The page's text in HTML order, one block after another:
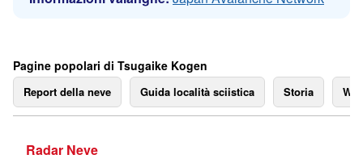
Pagine popolari di Tsugaike Kogen
Report della neve Guida località sciistica Storia
Radar Neve